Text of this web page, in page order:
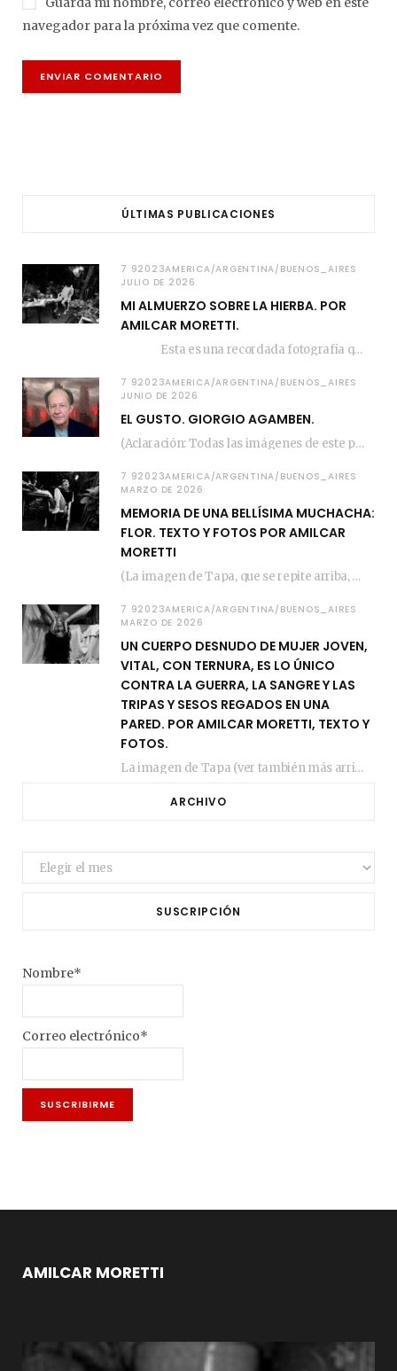
navegador para la próxima vez que comente.
ÚLTIMAS PUBLICACIONES
7 92023AMERICA/ARGENTINA/BUENOS_AIRES
JULIO DE 2026
MI ALMUERZO SOBRE LA HIERBA. POR
AMILCAR MORETTI.
Esta es una recordada fotografía que registré…
7 92023AMERICA/ARGENTINA/BUENOS_AIRES
JUNIO DE 2026
EL GUSTO. GIORGIO AGAMBEN.
(Aclaración: Todas las imágenes de este posteo fueron tomadas de Bloghemia.com, y todos los…
7 92023AMERICA/ARGENTINA/BUENOS_AIRES
MARZO DE 2026
MEMORIA DE UNA BELLÍSIMA MUCHACHA:
FLOR. TEXTO Y FOTOS POR AMILCAR
MORETTI
(La imagen de Tapa, que se repite arriba, fue compuesta por Amilcar Moretti el viernes…
7 92023AMERICA/ARGENTINA/BUENOS_AIRES
MARZO DE 2026
UN CUERPO DESNUDO DE MUJER JOVEN,
VITAL, CON TERNURA, ES LO ÚNICO
CONTRA LA GUERRA, LA SANGRE Y LAS
TRIPAS Y SESOS REGADOS EN UNA
PARED. POR AMILCAR MORETTI, TEXTO Y
FOTOS.
La imagen de Tapa (ver también más arriba) fue compuesta en estos días de febrero…
ARCHIVO
Archivo
SUSCRIPCIÓN
Nombre*
Correo electrónico*
AMILCAR MORETTI